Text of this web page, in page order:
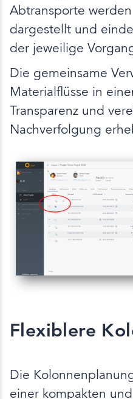
Abtransporte
dargestellt und
der jeweilige
Die gemeinsame
Materialflüsse in
Transparenz und
Nachverfolgung
Flexiblere
Die
einer kompakten